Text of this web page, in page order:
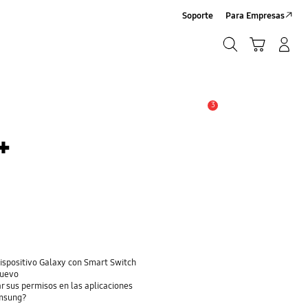
Soporte Para Empresas
3
Galaxy con Smart Switch
sus permisos en las aplicaciones